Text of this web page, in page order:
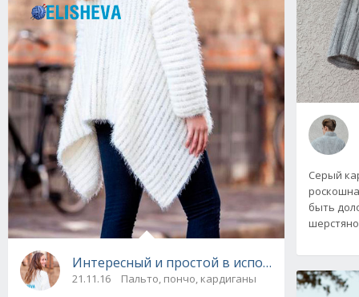
Интересный и простой в исполнении
21.11.16 Пальто, пончо, кардиганы
Серый
быть